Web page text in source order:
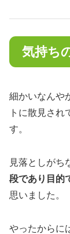
気持ち
細かいなんや
トに散見され
す。
見落としがち
段であり目的
思いました。
やったからに